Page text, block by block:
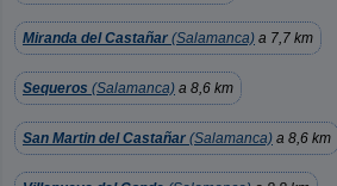
Miranda del Castañar (Salamanca) a 7,7 km
Sequeros (Salamanca) a 8,6 km
San Martin del Castañar (Salamanca) a 8,6 km